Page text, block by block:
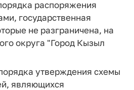
распоряжения
государственная
не разграничена, на
округа "Город Кызыл
утверждения схемы
являющихся